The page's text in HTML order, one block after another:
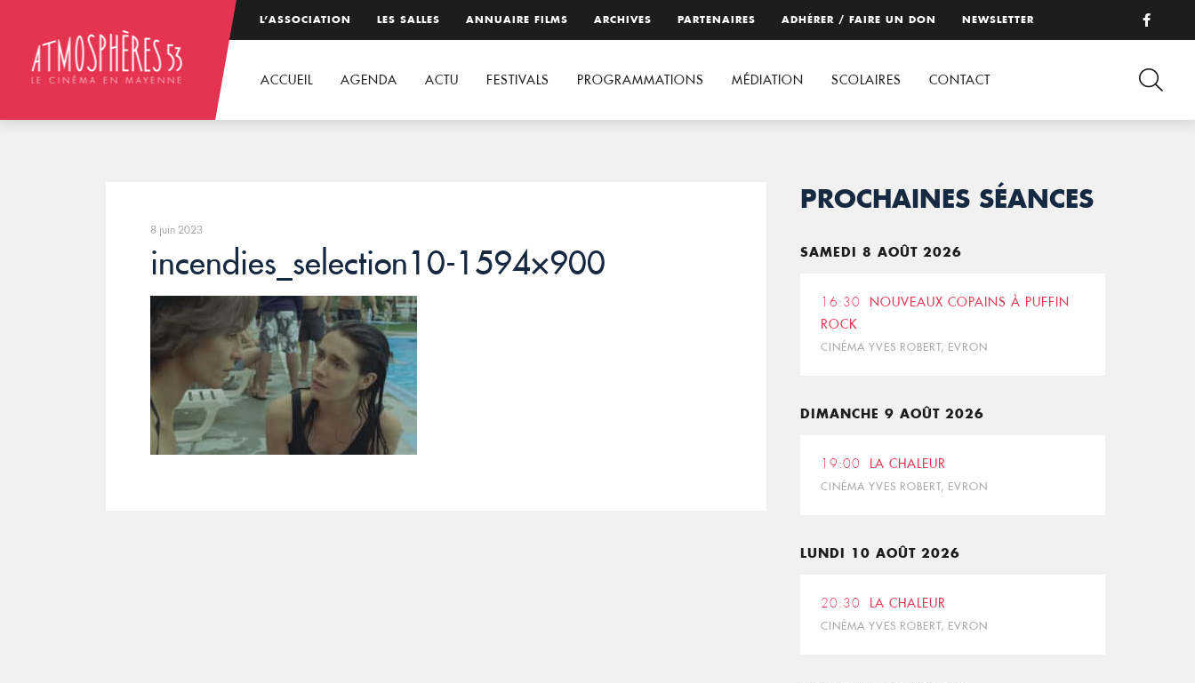
L’ASSOCIATION LES SALLES ANNUAIRE FILMS ARCHIVES PARTENAIRES ADHÉRER / FAIRE UN DON NEWSLETTER
ACCUEIL AGENDA ACTU FESTIVALS PROGRAMMATIONS MÉDIATION SCOLAIRES CONTACT
8 juin 2023
incendies_selection10-1594×900
PROCHAINES SÉANCES
SAMEDI 8 AOÛT 2026
16:30
NOUVEAUX COPAINS À PUFFIN
ROCK
CINÉMA YVES ROBERT, EVRON
DIMANCHE 9 AOÛT 2026
19:00 LA CHALEUR
CINÉMA YVES ROBERT, EVRON
LUNDI 10 AOÛT 2026
20:30 LA CHALEUR
CINÉMA YVES ROBERT, EVRON